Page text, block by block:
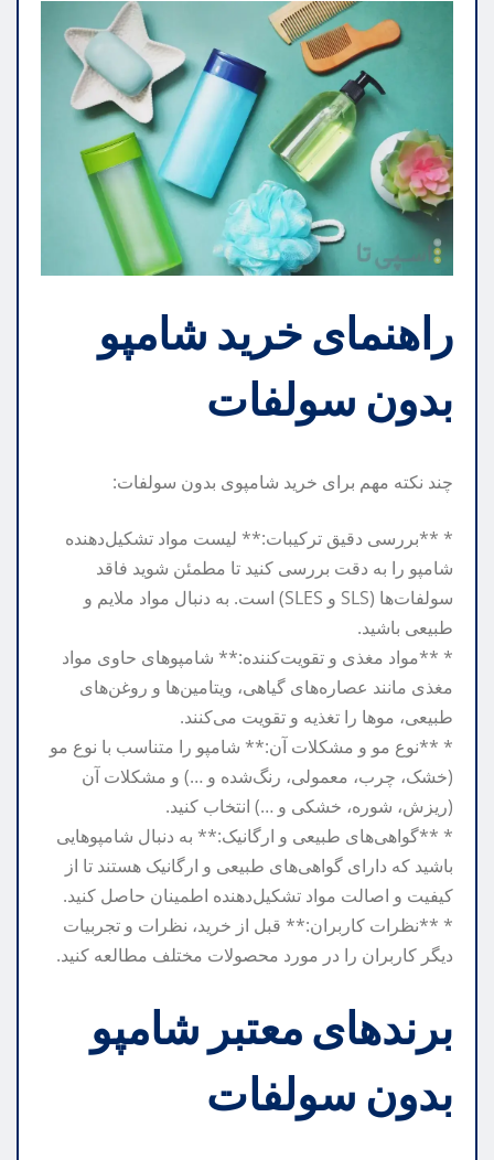
راهنمای خرید شامپو
بدون سولفات
چند نکته مهم برای خرید شامپوی بدون سولفات:
* **بررسی دقیق ترکیبات:** لیست مواد تشکیل‌دهنده
شامپو را به دقت بررسی کنید تا مطمئن شوید فاقد
سولفات‌ها (SLS و SLES) است. به دنبال مواد ملایم و
طبیعی باشید.
* **مواد مغذی و تقویت‌کننده:** شامپوهای حاوی مواد
مغذی مانند عصاره‌های گیاهی، ویتامین‌ها و روغن‌های
طبیعی، موها را تغذیه و تقویت می‌کنند.
* **نوع مو و مشکلات آن:** شامپو را متناسب با نوع مو
(خشک، چرب، معمولی، رنگ‌شده و …) و مشکلات آن
(ریزش، شوره، خشکی و …) انتخاب کنید.
* **گواهی‌های طبیعی و ارگانیک:** به دنبال شامپوهایی
باشید که دارای گواهی‌های طبیعی و ارگانیک هستند تا از
کیفیت و اصالت مواد تشکیل‌دهنده اطمینان حاصل کنید.
* **نظرات کاربران:** قبل از خرید، نظرات و تجربیات
دیگر کاربران را در مورد محصولات مختلف مطالعه کنید.
برندهای معتبر شامپو
بدون سولفات